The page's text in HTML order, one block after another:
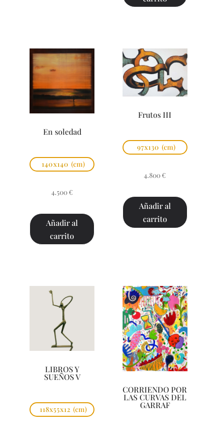
En soledad
140x140 (cm)
4.500 €
Añadir al
carrito
Frutos III
97x130 (cm)
4.800 €
Añadir al
carrito
LIBROS Y
SUEÑOS V
118x55x12 (cm)
CORRIENDO POR
LAS CURVAS DEL
GARRAF